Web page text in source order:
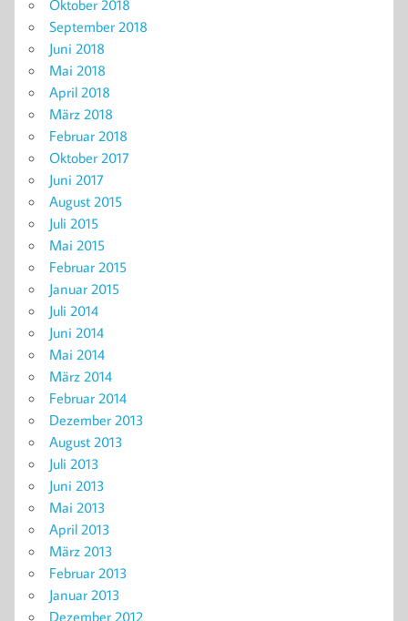
Oktober 2018
September 2018
Juni 2018
Mai 2018
April 2018
März 2018
Februar 2018
Oktober 2017
Juni 2017
August 2015
Juli 2015
Mai 2015
Februar 2015
Januar 2015
Juli 2014
Juni 2014
Mai 2014
März 2014
Februar 2014
Dezember 2013
August 2013
Juli 2013
Juni 2013
Mai 2013
April 2013
März 2013
Februar 2013
Januar 2013
Dezember 2012